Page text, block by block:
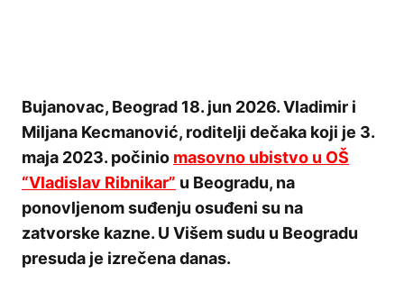
Bujanovac, Beograd 18. jun 2026. Vladimir i
Miljana Kecmanović, roditelji dečaka koji je 3.
maja 2023. počinio masovno ubistvo u OŠ
“Vladislav Ribnikar” u Beogradu, na
ponovljenom suđenju osuđeni su na
zatvorske kazne. U Višem sudu u Beogradu
presuda je izrečena danas.